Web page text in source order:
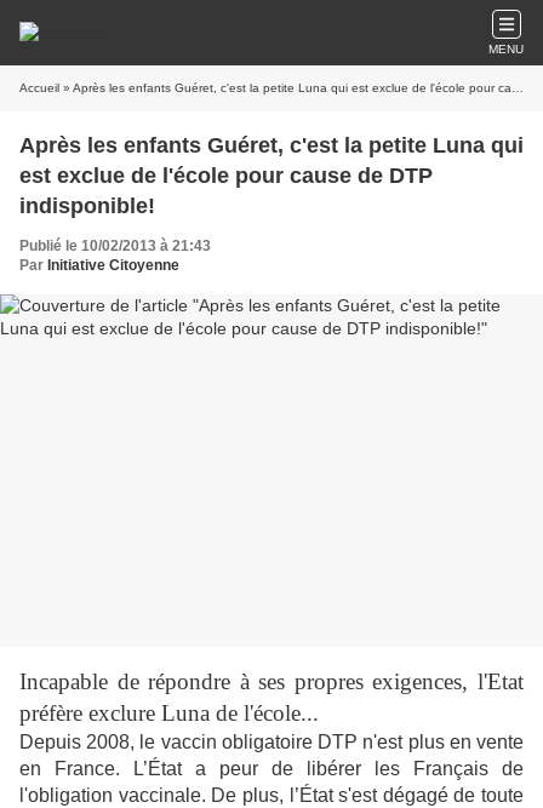
MENU
Accueil » Après les enfants Guéret, c'est la petite Luna qui est exclue de l'école pour cause de DTP indisponible!
Après les enfants Guéret, c'est la petite Luna qui
est exclue de l'école pour cause de DTP
indisponible!
Publié le 10/02/2013 à 21:43
Par Initiative Citoyenne
Incapable de répondre à ses propres exigences, l'Etat
préfère exclure Luna de l'école...
Depuis 2008, le vaccin obligatoire DTP n'est plus en vente
en France. L’État a peur de libérer les Français de
l'obligation vaccinale. De plus, l’État s'est dégagé de toute